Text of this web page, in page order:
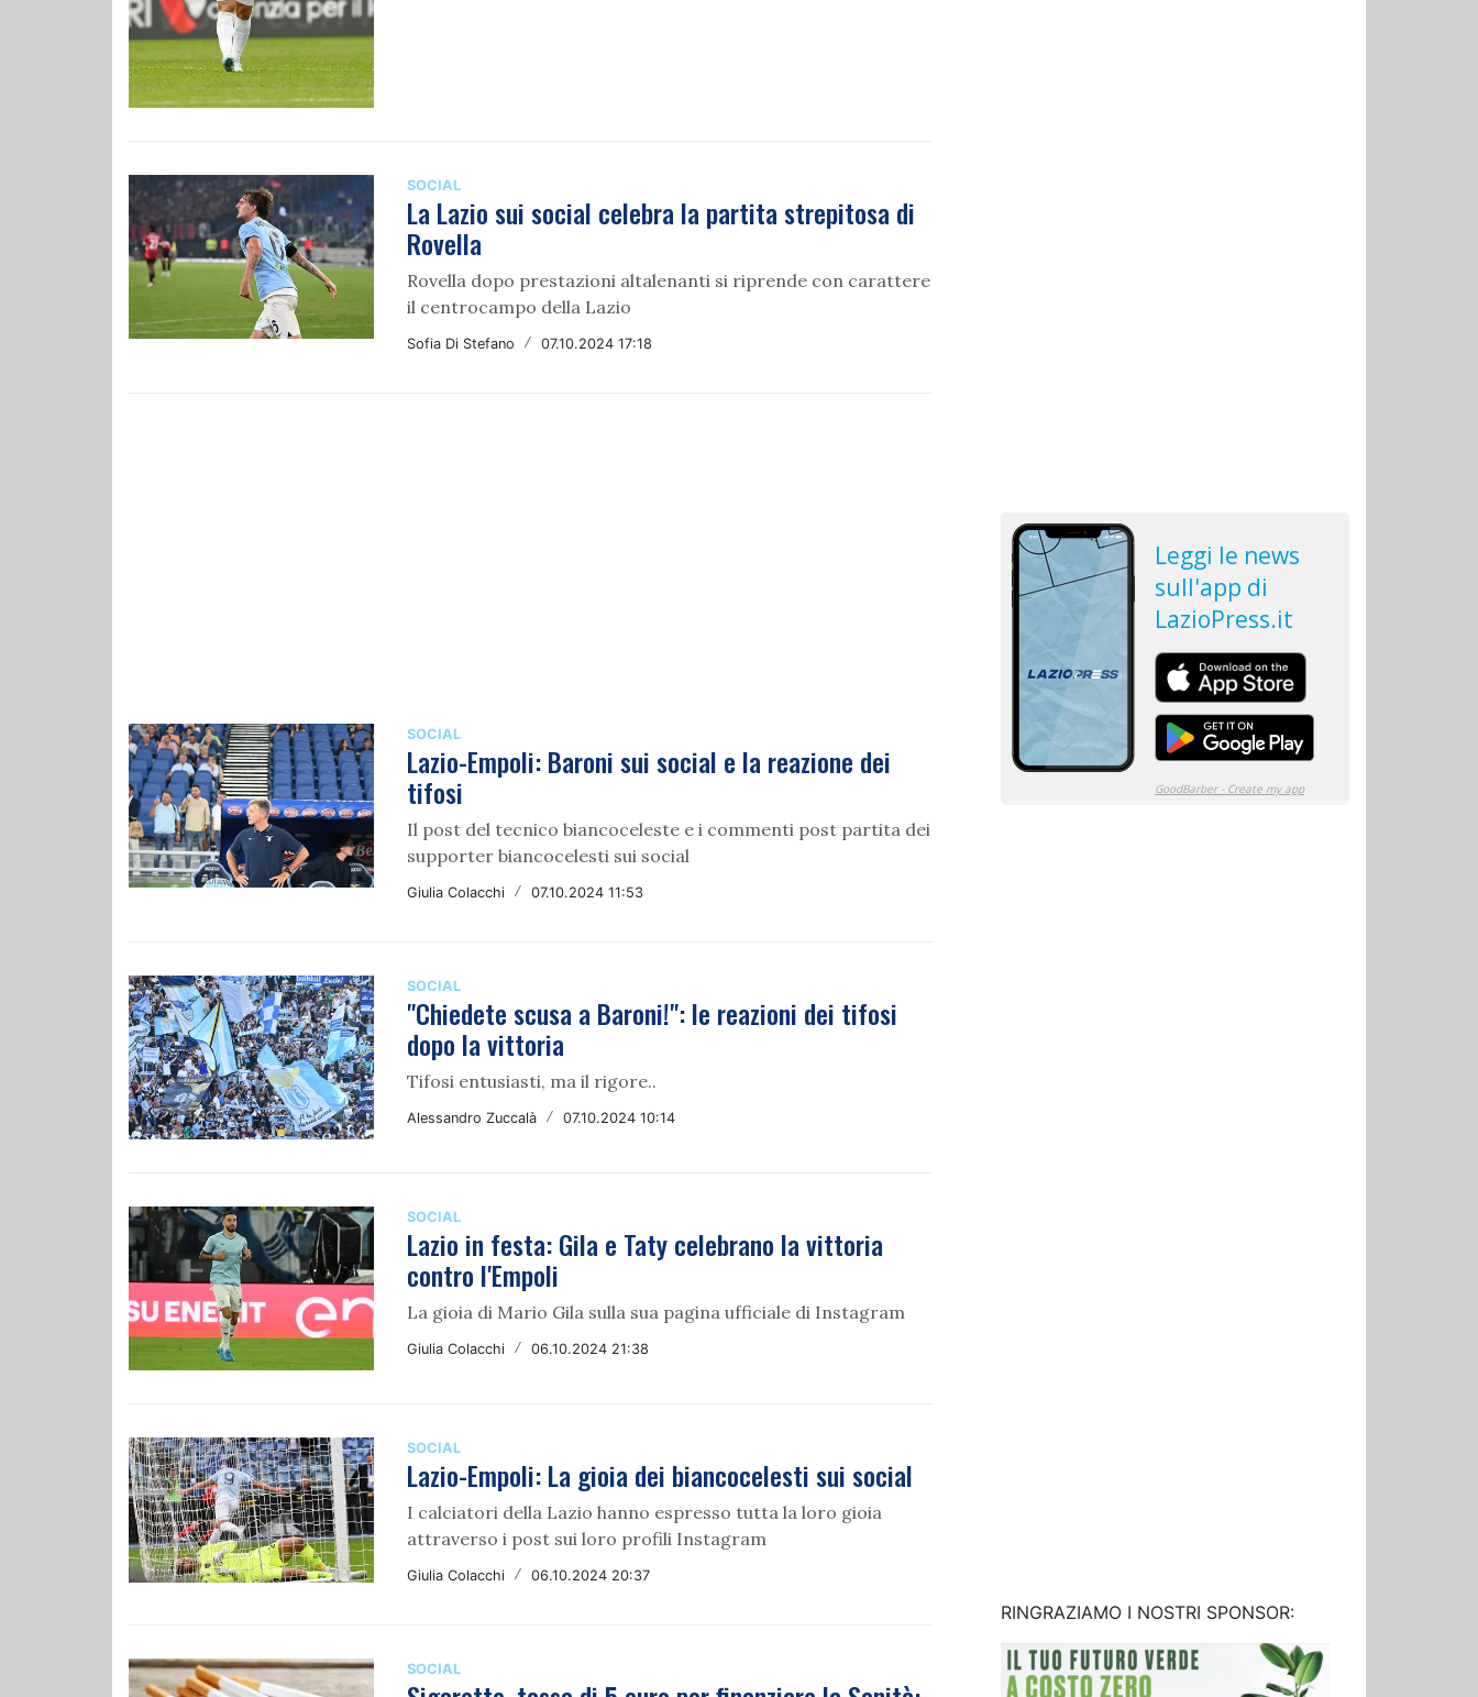
SOCIAL
La Lazio sui social celebra la partita strepitosa di
Rovella
Rovella dopo prestazioni altalenanti si riprende con carattere
il centrocampo della Lazio
Sofia Di Stefano / 07.10.2024 17:18
SOCIAL
Lazio-Empoli: Baroni sui social e la reazione dei
tifosi
Il post del tecnico biancoceleste e i commenti post partita dei
supporter biancocelesti sui social
Giulia Colacchi / 07.10.2024 11:53
SOCIAL
"Chiedete scusa a Baroni!": le reazioni dei tifosi
dopo la vittoria
Tifosi entusiasti, ma il rigore..
Alessandro Zuccalà / 07.10.2024 10:14
SOCIAL
Lazio in festa: Gila e Taty celebrano la vittoria
contro l'Empoli
La gioia di Mario Gila sulla sua pagina ufficiale di Instagram
Giulia Colacchi / 06.10.2024 21:38
SOCIAL
Lazio-Empoli: La gioia dei biancocelesti sui social
I calciatori della Lazio hanno espresso tutta la loro gioia
attraverso i post sui loro profili Instagram
Giulia Colacchi / 06.10.2024 20:37
SOCIAL
RINGRAZIAMO I NOSTRI SPONSOR: